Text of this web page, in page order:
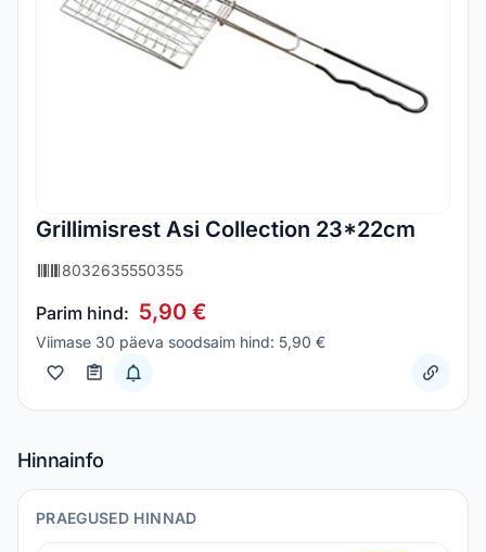
Grillimisrest Asi Collection 23*22cm
8032635550355
Parim hind: 5,90 €
Viimase 30 päeva soodsaim hind: 5,90 €
Hinnainfo
PRAEGUSED HINNAD